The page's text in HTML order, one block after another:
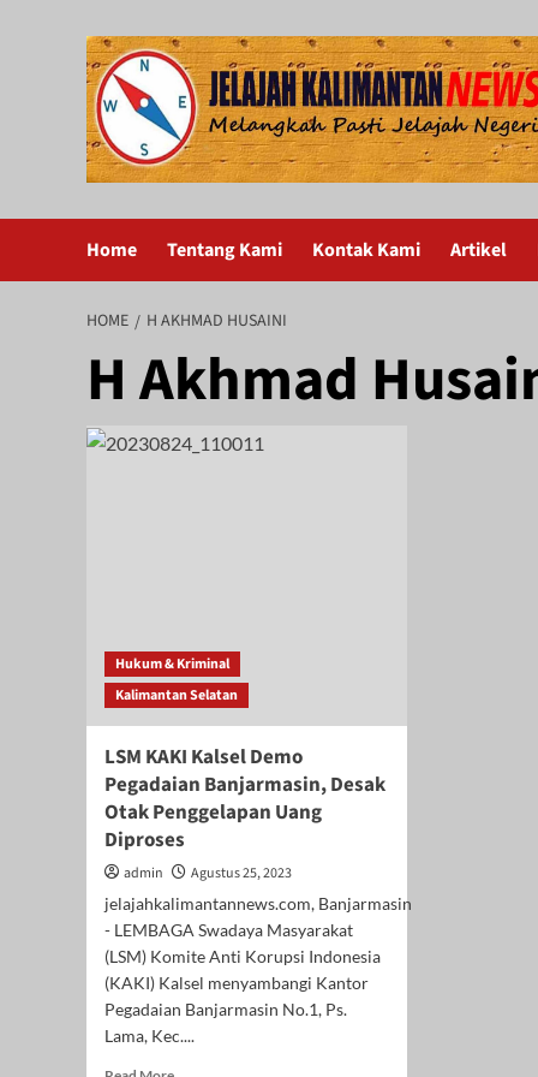
Home Tentang Kami Kontak Kami Artikel
HOME H AKHMAD HUSAINI
H Akhmad
Hukum & Kriminal
Kalimantan Selatan
LSM KAKI Kalsel Demo
Pegadaian Banjarmasin, Desak
Otak Penggelapan Uang
Diproses
admin
Agustus 25, 2023
jelajahkalimantannews.com, Banjarmasin
- LEMBAGA Swadaya Masyarakat
(LSM) Komite Anti Korupsi Indonesia
(KAKI) Kalsel menyambangi Kantor
Pegadaian Banjarmasin No.1, Ps.
Lama, Kec....
Read